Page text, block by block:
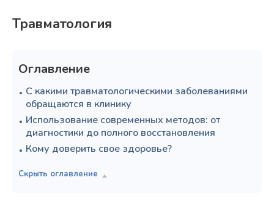
Травматология
Оглавление
С какими травматологическими заболеваниями
обращаются в клинику
Использование современных методов: от
диагностики до полного восстановления
Кому доверить свое здоровье?